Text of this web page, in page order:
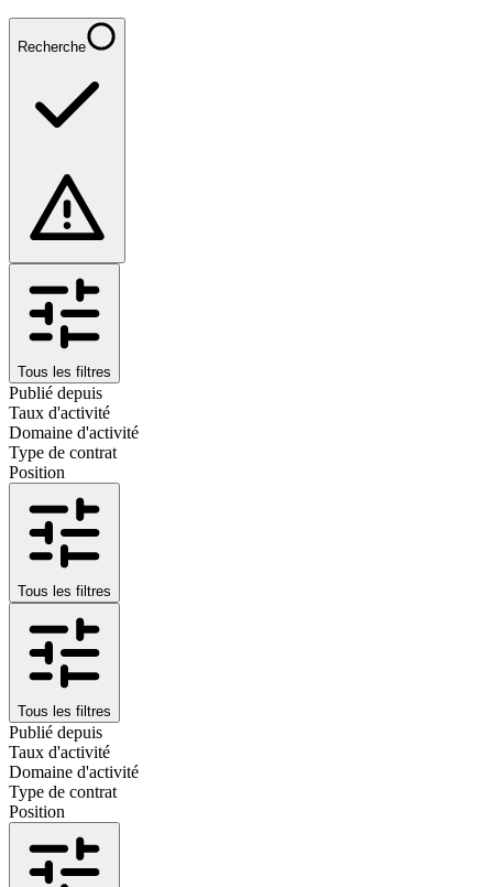
Recherche
Tous les filtres
Publié depuis
Taux d'activité
Domaine d'activité
Type de contrat
Position
Tous les filtres
Tous les filtres
Publié depuis
Taux d'activité
Domaine d'activité
Type de contrat
Position